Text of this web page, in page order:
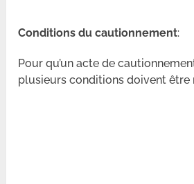
Conditions du cautionnement:
Pour qu’un acte de
plusieurs conditions doivent être